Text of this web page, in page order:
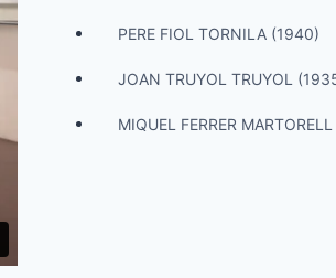
PERE FIOL TORNILA (1940)
JOAN TRUYOL TRUYOL
MIQUEL FERRER